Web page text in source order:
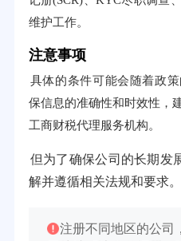
维护工作。
注意事项
具体的条件可能会随着政
保信息的准确性和时效性，
工商财税代理服务机构。
但为了确保公司的长期发
解并遵循相关法规和要求。
注册不同地区的公司